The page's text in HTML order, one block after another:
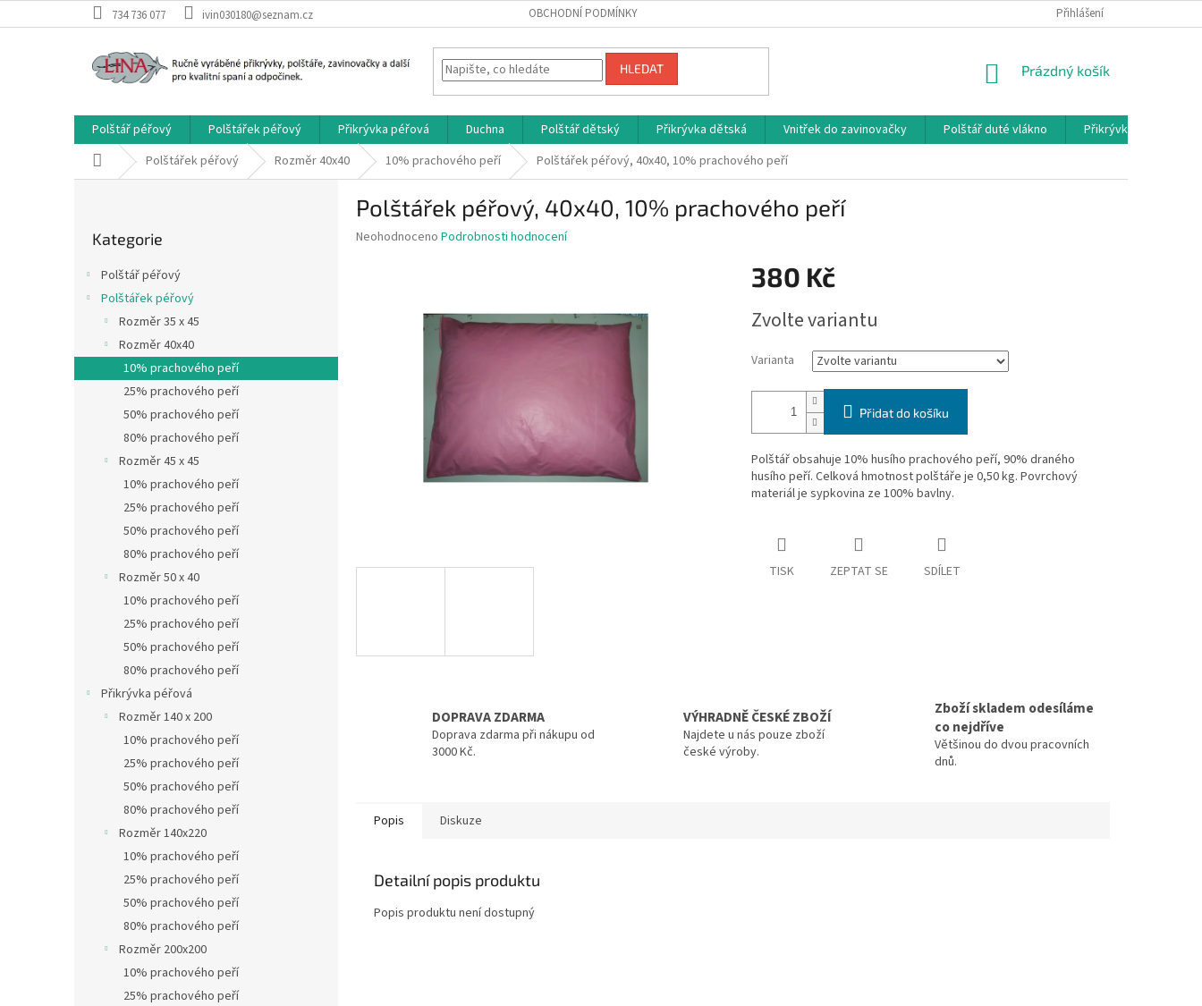
na
734 736 077 ivin030180@seznam.cz OBCHODNÍ PODMÍNKY Přihlášení
HLEDAT
NÁKUPNÍ
Prázdný košík
Polštář péřový Polštářek péřový Přikrývka péřová Duchna Polštář dětský Přikrývka dětská Vnitřek do zavinovačky Polštář duté vlákno
Přikrývka duté vlákno
Domů Polštářek péřový Rozměr 40x40 10% prachového peří Polštářek péřový, 40x40, 10% prachového peří
a
kategorie
Kategorie
Polštář péřový
Polštářek péřový
Rozměr 35 x 45
Rozměr 40x40
10% prachového peří
25% prachového peří
50% prachového peří
80% prachového peří
Rozměr 45 x 45
10% prachového peří
25% prachového peří
50% prachového peří
80% prachového peří
Rozměr 50 x 40
10% prachového peří
25% prachového peří
50% prachového peří
80% prachového peří
Přikrývka péřová
Rozměr 140 x 200
10% prachového peří
25% prachového peří
50% prachového peří
80% prachového peří
Rozměr 140x220
10% prachového peří
25% prachového peří
50% prachového peří
80% prachového peří
Rozměr 200x200
10% prachového peří
25% prachového peří
Polštářek péřový, 40x40, 10% prachového peří
Průměrné
Neohodnoceno Podrobnosti hodnocení
380 Kč
cena:
Zvolte variantu
Varianta
Přidat do košíku
Polštář obsahuje 10% husího prachového peří, 90% draného
husího peří. Celková hmotnost polštáře je 0,50 kg. Povrchový
materiál je sypkovina ze 100% bavlny.
TISK ZEPTAT SE SDÍLET
DOPRAVA ZDARMA
Doprava zdarma při nákupu od
3000 Kč.
VÝHRADNĚ ČESKÉ ZBOŽÍ
Najdete u nás pouze zboží
české výroby.
Zboží skladem odesíláme
co nejdříve
Většinou do dvou pracovních
dnů.
Popis Diskuze
Detailní popis produktu
Popis produktu není dostupný